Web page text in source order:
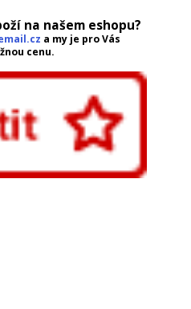
na našem eshopu?
a my je pro Vás
cenu.